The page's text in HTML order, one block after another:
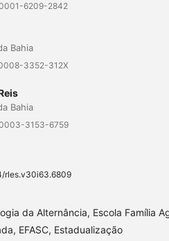
6209-2842
Bahia
3352-312X
Bahia
3153-6759
rles.v30i63.6809
da Alternância, Escola Família
EFASC, Estadualização